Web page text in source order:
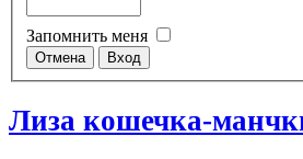
Запомнить меня
Лиза кошечка-